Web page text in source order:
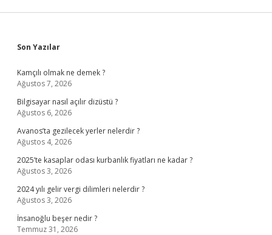
Sidebar
Son Yazılar
Kamçılı olmak ne demek ?
Ağustos 7, 2026
Bilgisayar nasıl açılır dizüstü ?
Ağustos 6, 2026
Avanos’ta gezilecek yerler nelerdir ?
Ağustos 4, 2026
2025’te kasaplar odası kurbanlık fiyatları ne kadar ?
Ağustos 3, 2026
2024 yılı gelir vergi dilimleri nelerdir ?
Ağustos 3, 2026
İnsanoğlu beşer nedir ?
Temmuz 31, 2026